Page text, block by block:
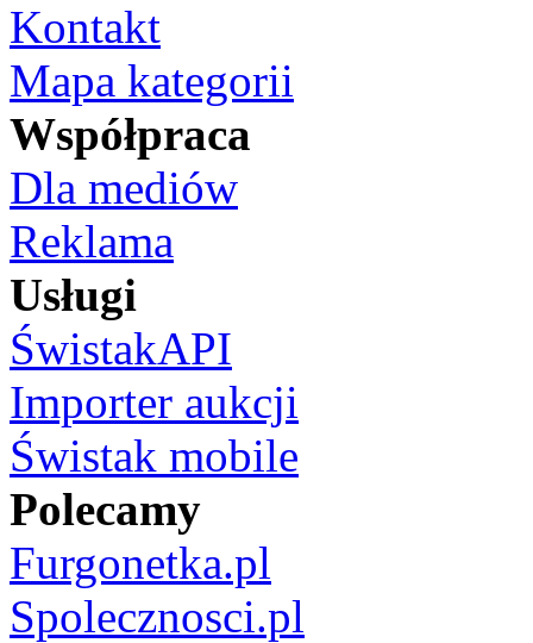
Kontakt
Mapa kategorii
Współpraca
Dla mediów
Reklama
Usługi
ŚwistakAPI
Importer aukcji
Świstak mobile
Polecamy
Furgonetka.pl
Spolecznosci.pl